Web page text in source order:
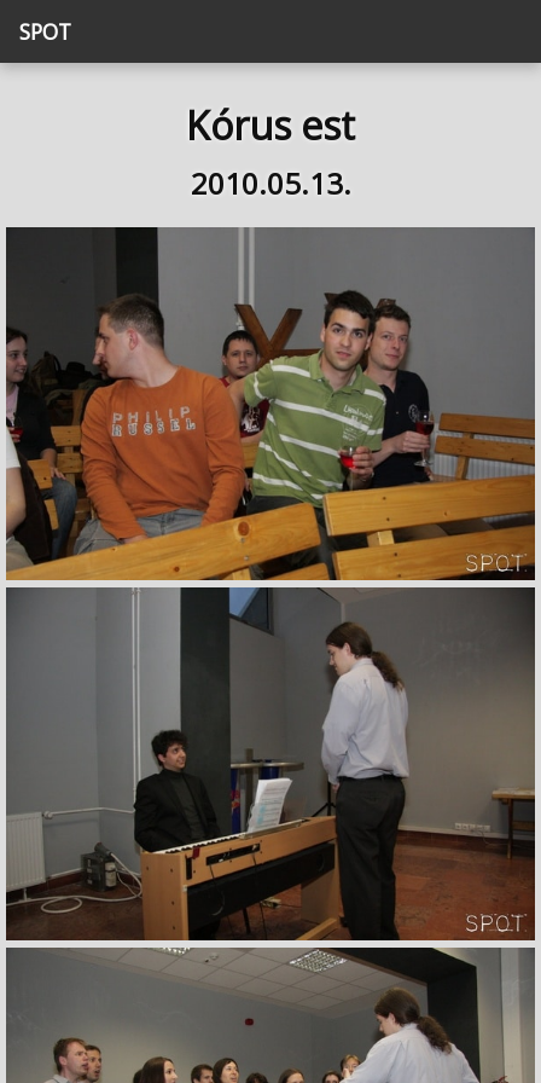
SPOT
Kórus est
2010.05.13.